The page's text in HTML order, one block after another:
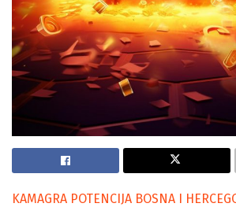
KAMAGRA POTENCIJA BOSNA I